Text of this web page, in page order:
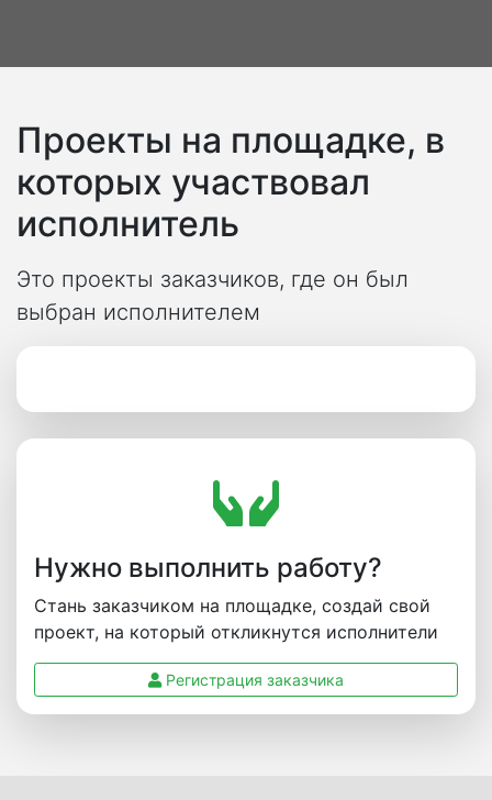
Проекты на площадке, в
которых участвовал
исполнитель
Это проекты заказчиков, где он был
выбран исполнителем
Нужно выполнить работу?
Стань заказчиком на площадке, создай свой
проект, на который откликнутся исполнители
Регистрация заказчика